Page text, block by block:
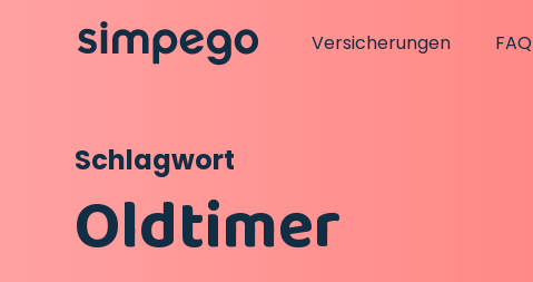
Versicherungen FAQ
Schlagwort
Oldtimer